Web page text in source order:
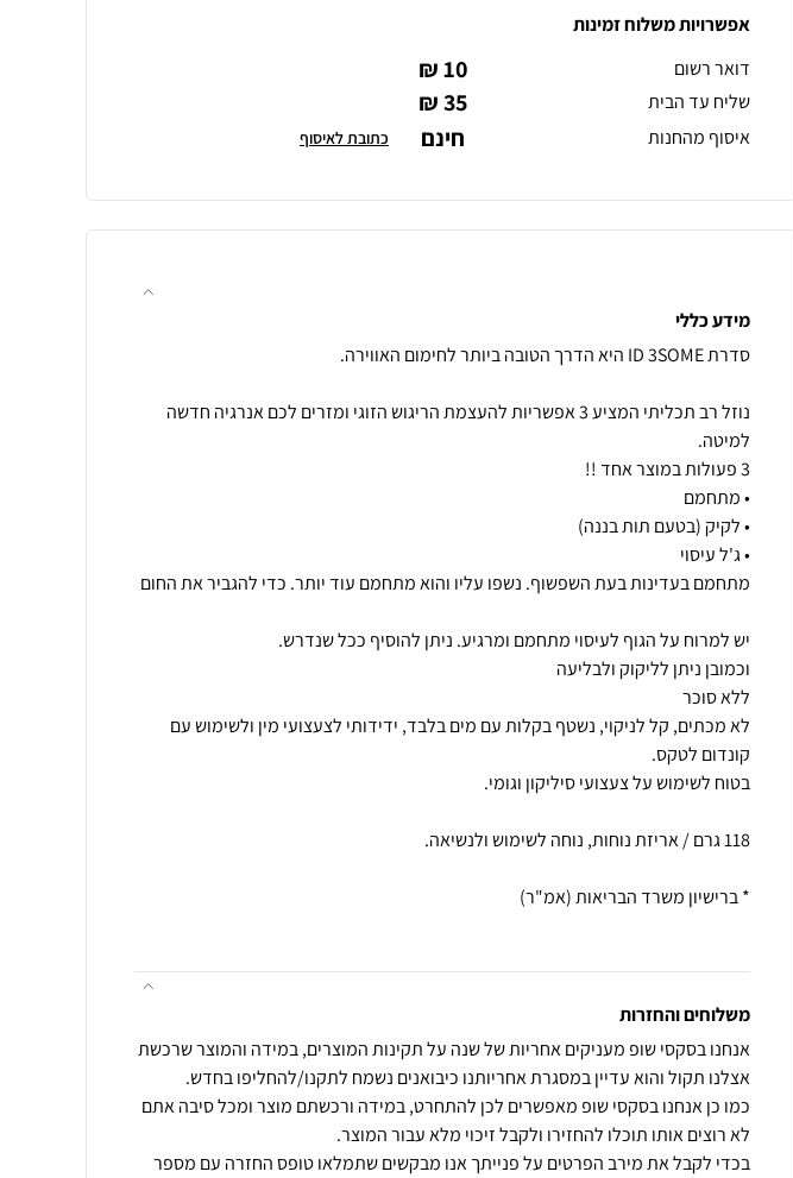
אפשרויות משלוח זמינות
דואר רשום
10 ₪
שליח עד הבית 35 ₪
איסוף מהחנות חינם כתובת לאיסוף
מידע כללי
נוזל רב תכליתי המציע 3 אפשריות להעצמת הריגוש הזוגי ומזרים לכם אנרגיה חדשה
לא מכתים, קל לניקוי, נשטף בקלות עם מים בלבד, ידידותי לצעצועי מין ולשימוש עם
משלוחים והחזרות
אנחנו בסקסי שופ מעניקים אחריות של שנה על תקינות המוצרים, במידה והמוצר שרכשת
כמו כן אנחנו בסקסי שופ מאפשרים לכן להתחרט, במידה ורכשתם מוצר ומכל סיבה אתם
בכדי לקבל את מירב הפרטים על פנייתך אנו מבקשים שתמלאו טופס החזרה עם מספר